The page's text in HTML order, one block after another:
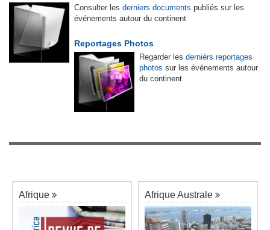
Consulter les derniers documents publiés sur les
événements autour du continent
Reportages Photos
Regarder les dernièrs reportages
photos sur les événements autour
du continent
Afrique Afrique Australe